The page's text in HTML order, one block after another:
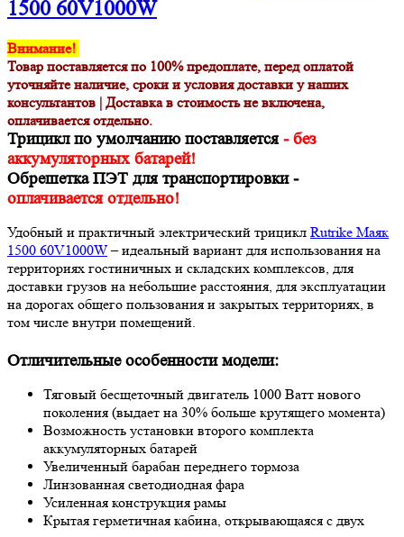
1500 60V1000W
Внимание!
Товар поставляется по 100% предоплате, перед оплатой
уточняйте наличие, сроки и условия доставки у наших
консультантов | Доставка в стоимость не включена,
оплачивается отдельно.
Трициклпо умолчанию поставляется - без
аккумуляторных батарей!
Обрешетка ПЭТ для транспортировки -
оплачивается отдельно!
Удобный и практичный электрический трицикл Rutrike Маяк
1500 60V1000W– идеальный вариант для использования на
территориях гостиничных и складских комплексов, для
доставки грузов на небольшие расстояния, для эксплуатации
на дорогах общего пользования и закрытых территориях, в
том числе внутри помещений.
Отличительные особенности модели:
Тяговый бесщеточный двигатель 1000 Ватт нового
поколения (выдает на 30% больше крутящего момента)
Возможность установки второго комплекта
аккумуляторных батарей
Увеличенный барабан переднего тормоза
Линзованная светодиодная фара
Усиленная конструкция рамы
Крытая герметичная кабина, открывающаяся с двух